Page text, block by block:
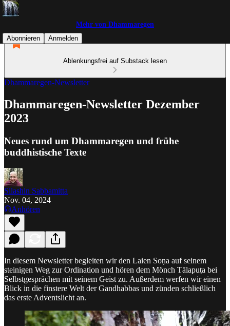
Mehr von Dhammaregen
Abonnieren
Anmelden
Ablenkungsfrei auf Substack lesen
Dhammaregen-Newsletter
Dhammaregen-Newsletter Dezember
2023
Neues rund um Dhammaregen und frühe
buddhistische Texte
Silashin Sabbamitta
Nov. 04, 2024
Anhören
In diesem Newsletter begleiten wir den Laien Soṇa auf seinem
steinigen Weg zur Ordination und hören dem Mönch Tālapuṭa bei
Selbstgesprächen mit seinem Geist zu. Außerdem werfen wir einen
Blick in die finstere Welt der Gandhabbas und zünden schließlich
das erste Adventslicht an.